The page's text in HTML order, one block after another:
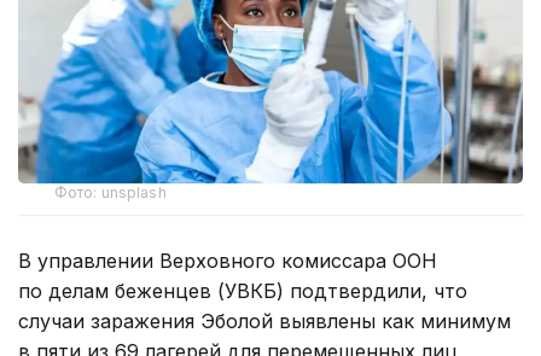
Фото: unsplash
В управлении Верховного комиссара ООН
по делам беженцев (УВКБ) подтвердили, что
случаи заражения Эболой выявлены как минимум